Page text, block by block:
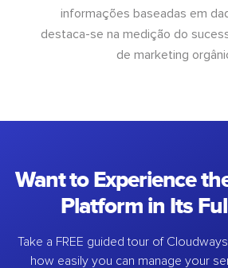
informações baseadas em
destaca-se na medição do
de marketing
Want to Experience
Platform in Its
Take a FREE guided tour of
how easily you can manage your